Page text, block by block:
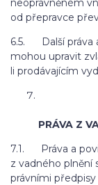
neoprávněném
od přepravce
6.5. Další práva
mohou upravit
li prodávajícím
PRÁVA Z
7.1. Práva a
z vadného plnění
právními předpisy